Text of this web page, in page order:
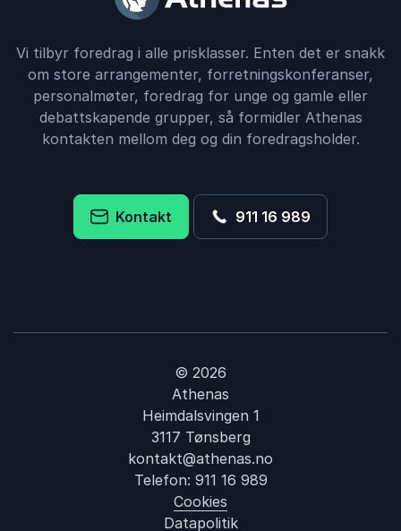
Vi tilbyr foredrag i alle prisklasser. Enten det er snakk
om store arrangementer, forretningskonferanser,
personalmøter, foredrag for unge og gamle eller
debattskapende grupper, så formidler Athenas
kontakten mellom deg og din foredragsholder.
Kontakt 911 16 989
© 2026
Athenas
Heimdalsvingen 1
3117 Tønsberg
kontakt@athenas.no
Telefon: 911 16 989
Cookies
Datapolitik